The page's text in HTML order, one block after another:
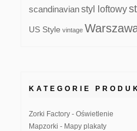
scandinavianstyl loftowy
US Style vintage
KATEGORIE
Zorki Factory - Oświetlenie
Mapzorki - Mapy plakaty